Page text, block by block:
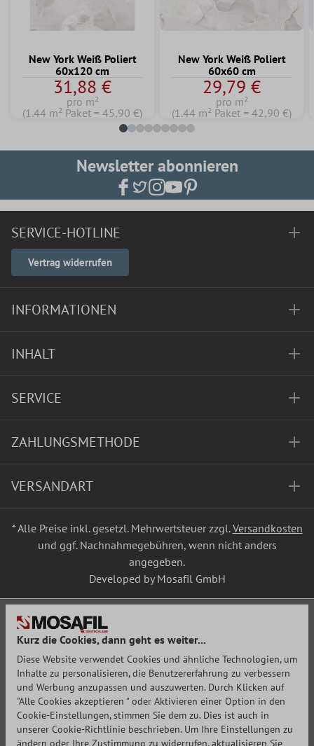
New York Weiß Poliert
60x120 cm
31,88 €
pro m²
(1.44 m² Paket = 45,90 €)
New York Weiß Poliert
60x60 cm
29,79 €
pro m²
(1.44 m² Paket = 42,90 €)
Newsletter abonnieren
SERVICE-HOTLINE
Vertrag widerrufen
INFORMATIONEN
INHALT
SERVICE
ZAHLUNGSMETHODE
VERSANDART
* Alle Preise inkl. gesetzl. Mehrwertsteuer zzgl.Versandkosten
und ggf. Nachnahmegebühren, wenn nicht anders
angegeben.
Developed by Mosafil GmbH
Kurz die Cookies, dann geht es weiter...
Diese Website verwendet Cookies und ähnliche Technologien, um
Inhalte zu personalisieren, die Benutzererfahrung zu verbessern
und Werbung anzupassen und auszuwerten. Durch Klicken auf
"Alle Cookies akzeptieren " oder Aktivieren einer Option in den
Cookie-Einstellungen, stimmen Sie dem zu. Dies ist auch in
unserer Cookie-Richtlinie beschrieben. Um Ihre Einstellungen zu
ändern oder Ihre Zustimmung zu widerrufen, aktualisieren Sie